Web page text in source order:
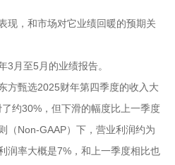
现，和市场对它业绩回暖的预期关
3月至5月的业绩报告。
方甄选2025财年第四季度的收入大
约30%，但下滑的幅度比上一季度
（Non-GAAP）下，营业利润约为
润率大概是7%，和上一季度相比也